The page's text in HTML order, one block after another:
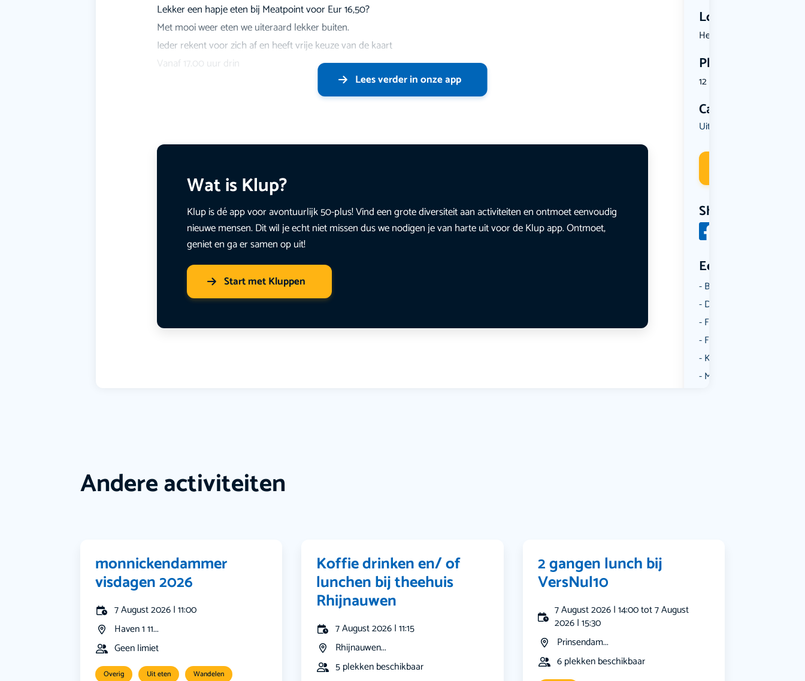
Locatie
Herenstraa...
Plekken
12 plekken beschikbaar
Categorie
Uit eten
Share
Een aantal
Borrelen
Dansen
Fietsen
Film
Kunst & Cultuur
Muziek
Lekker een hapje eten bij Meatpoint voor Eur 16,50?
Met mooi weer eten we uiteraard lekker buiten.
Ieder rekent voor zich af en heeft vrije keuze van de kaart
Vanaf 17.00 uur drin
Lees verder in onze app
Wat is Klup?
Klup is dé app voor avontuurlijk 50-plus! Vind een grote diversiteit aan activiteiten en ontmoet eenvoudig
nieuwe mensen. Dit wil je echt niet missen dus we nodigen je van harte uit voor de Klup app. Ontmoet,
geniet en ga er samen op uit!
Start met Kluppen
Andere activiteiten
monnickendammer
visdagen 2026
7 August 2026 | 11:00
Haven 1 11...
Geen limiet
Overig Uit eten Wandelen
Koffie drinken en/ of
lunchen bij theehuis
Rhijnauwen
7 August 2026 | 11:15
Rhijnauwen...
5 plekken beschikbaar
2 gangen lunch bij
VersNul10
7 August 2026 | 14:00 tot 7 August
2026 | 15:30
Prinsendam...
6 plekken beschikbaar